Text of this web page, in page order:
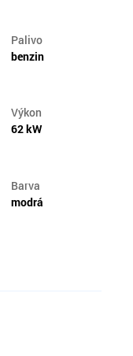
Palivo
benzin
Výkon
62 kW
Barva
modrá